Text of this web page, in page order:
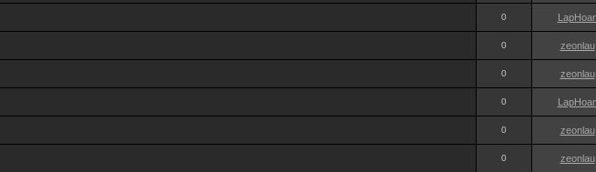
0
0 zeonlau
0 zeonlau
0
0 zeonlau
0 zeonlau